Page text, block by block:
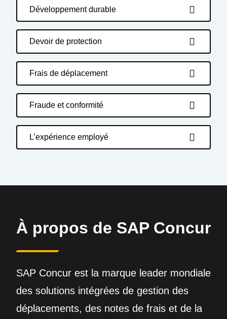
Développement durable
Devoir de protection
Frais de déplacement
Fraude et conformité
L’expérience employé
À propos de SAP Concur
SAP Concur est la marque leader mondiale
des solutions intégrées de gestion des
déplacements, des notes de frais et de la